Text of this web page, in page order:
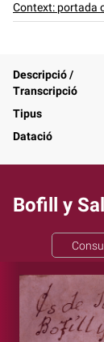
Context: portada
Descripció /
Transcripció
Tipus
Datació
Bofill y